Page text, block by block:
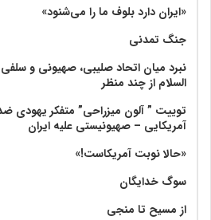
«ایران دارد بلوف ما را می‌شنود»
جنگ تمدنی
نبرد میان اتحاد صلیبی، صهیونی و
السلام از چند منظر
توییت ” آلون میزراحی” متفکر یهودی
آمریکایی – صهیونیستی علیه ایران
«حالا نوبت آمریکاست!»
سوگ خدایگان
از مسیح تا منجی